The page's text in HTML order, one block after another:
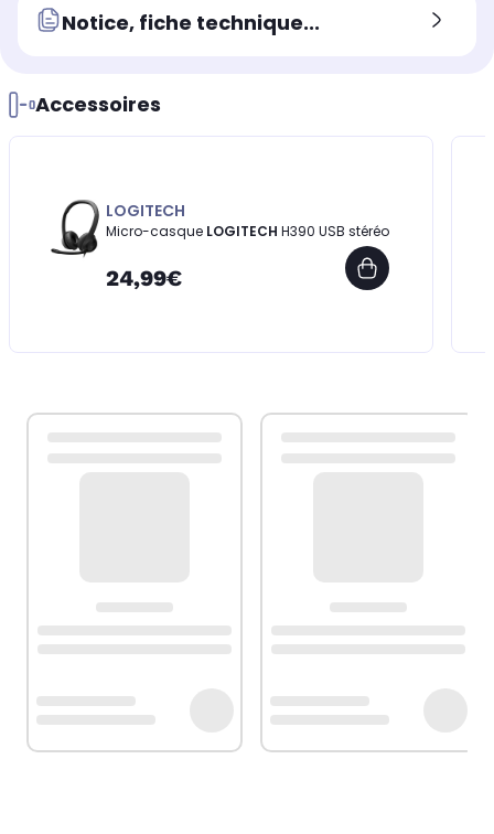
Notice, fiche technique...
Accessoires
LOGITECH
Micro-casque LOGITECH H390 USB stéréo
24,99€